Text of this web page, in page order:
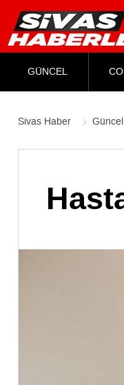
GÜNCEL
Sivas Haber